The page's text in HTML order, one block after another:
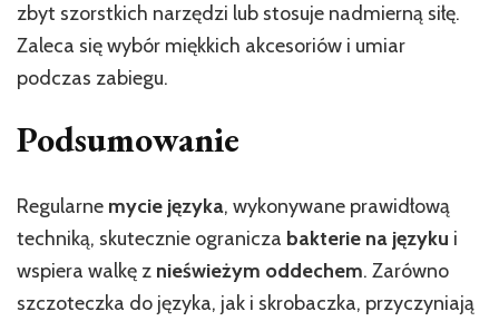
zbyt szorstkich narzędzi lub stosuje nadmierną siłę.
Zaleca się wybór miękkich akcesoriów i umiar
podczas zabiegu.
Podsumowanie
Regularne mycie języka, wykonywane prawidłową
techniką, skutecznie ogranicza bakterie na języku i
wspiera walkę z nieświeżym oddechem. Zarówno
szczoteczka do języka, jak i skrobaczka, przyczyniają